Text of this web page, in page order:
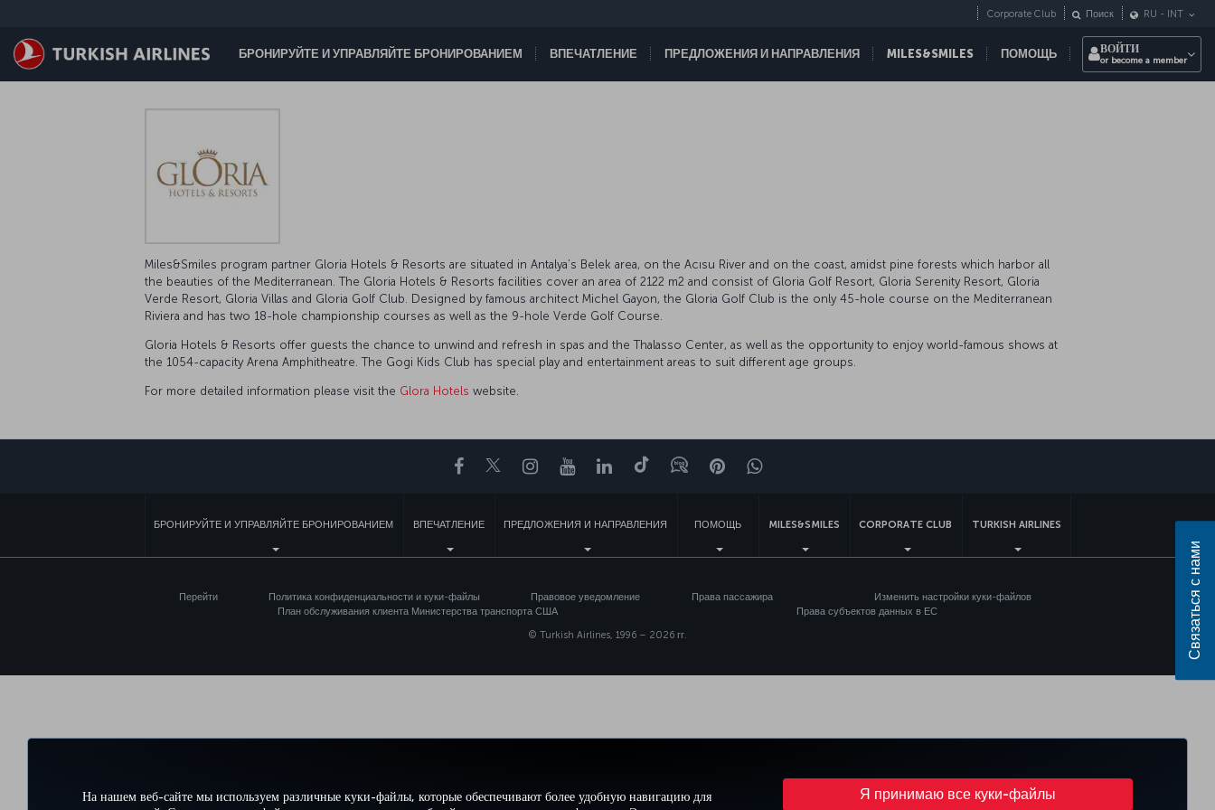
На нашем веб-сайте мы используем различные куки-файлы, которые обеспечивают более удобную навигацию для
Я принимаю все куки-файлы
БРОНИРУЙТЕ И УПРАВЛЯЙТЕ БРОНИРОВАНИЕМ ВПЕЧАТЛЕНИЕ ПРЕДЛОЖЕНИЯ И НАПРАВЛЕНИЯ MILES&SMILES ПОМОЩЬ
Corporate Club Поиск RU - INT
ВОЙТИ
or become a member
Miles&Smiles program partner Gloria Hotels & Resorts are situated in Antalya’s Belek area, on the Acısu River and on the coast, amidst pine forests which harbor all
the beauties of the Mediterranean. The Gloria Hotels & Resorts facilities cover an area of 2122 m2 and consist of Gloria Golf Resort, Gloria Serenity Resort, Gloria
Verde Resort, Gloria Villas and Gloria Golf Club. Designed by famous architect Michel Gayon, the Gloria Golf Club is the only 45-hole course on the Mediterranean
Riviera and has two 18-hole championship courses as well as the 9-hole Verde Golf Course.
Gloria Hotels & Resorts offer guests the chance to unwind and refresh in spas and the Thalasso Center, as well as the opportunity to enjoy world-famous shows at
the 1054-capacity Arena Amphitheatre. The Gogi Kids Club has special play and entertainment areas to suit different age groups.
For more detailed information please visit the Glora Hotels website.
Facebook
TwitterInstagram
YouTubeLinkedIn
TikTokБлогPinterestWhatsApp
БРОНИРУЙТЕ И УПРАВЛЯЙТЕ БРОНИРОВАНИЕМ ВПЕЧАТЛЕНИЕ ПРЕДЛОЖЕНИЯ И НАПРАВЛЕНИЯ ПОМОЩЬ MILES&SMILES CORPORATE CLUB TURKISH AIRLINES
Перейти Политика конфиденциальности и куки-файлы Правовое уведомление Права пассажира
Изменить настройки куки-файлов
План обслуживания клиента Министерства транспорта США
Права субъектов данных в ЕС
© Turkish Airlines, 1996 – 2026 гг.
Связаться с нами